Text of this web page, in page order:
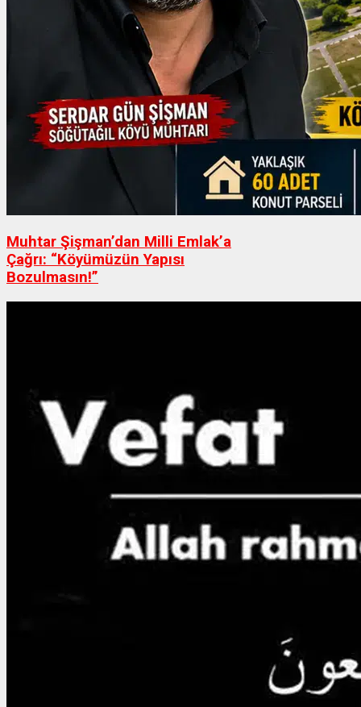
Muhtar Şişman’dan Milli Emlak’a
Çağrı: “Köyümüzün Yapısı
Bozulmasın!”